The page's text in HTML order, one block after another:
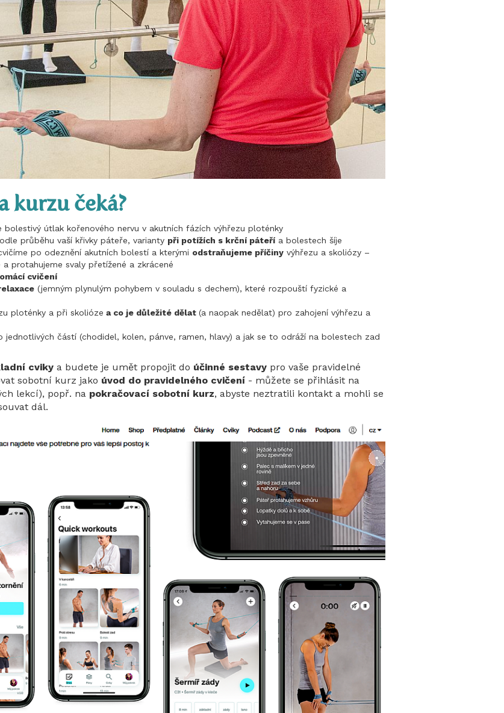
kurzu čeká?
bolestivý útlak kořenového nervu v akutních fázích výhřezu ploténky
průběhu vaší křivky páteře, varianty při potížích s krční páteří a bolestech šíje
po odeznění akutních bolestí a kterými odstraňujeme příčiny výhřezu a skoliózy –
protahujeme svaly přetížené a zkrácené
cvičení
(jemným plynulým pohybem v souladu s dechem), které rozpouští fyzické a
ploténky a při skolióze a co je důležité dělat (a naopak nedělat) pro zahojení výhřezu a
jednotlivých částí (chodidel, kolen, pánve, ramen, hlavy) a jak se to odráží na bolestech zad
cviky a budete je umět propojit do účinné sestavy pro vaše pravidelné
sobotní kurz jako úvod do pravidelného cvičení - můžete se přihlásit na
lekcí), popř. na pokračovací sobotní kurz, abyste neztratili kontakt a mohli se
dál.